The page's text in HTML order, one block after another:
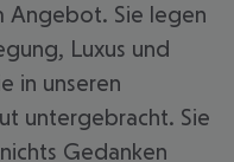
Angebot. Sie legen
Luxus und
in unseren
untergebracht. Sie
Gedanken